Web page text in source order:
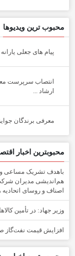
محبوب ترین ویدیوها
پیام های جعلی
انتصاب سرپرست
ارشاد ...
معرفی برندگان
محبوبترین اخبار
باهدف تشریک مساعی و
هم‌اندیشی مدیران
اصناف و روسای
وزیر جهاد: در تأمین
افزایش قیمت نفت‌گاز